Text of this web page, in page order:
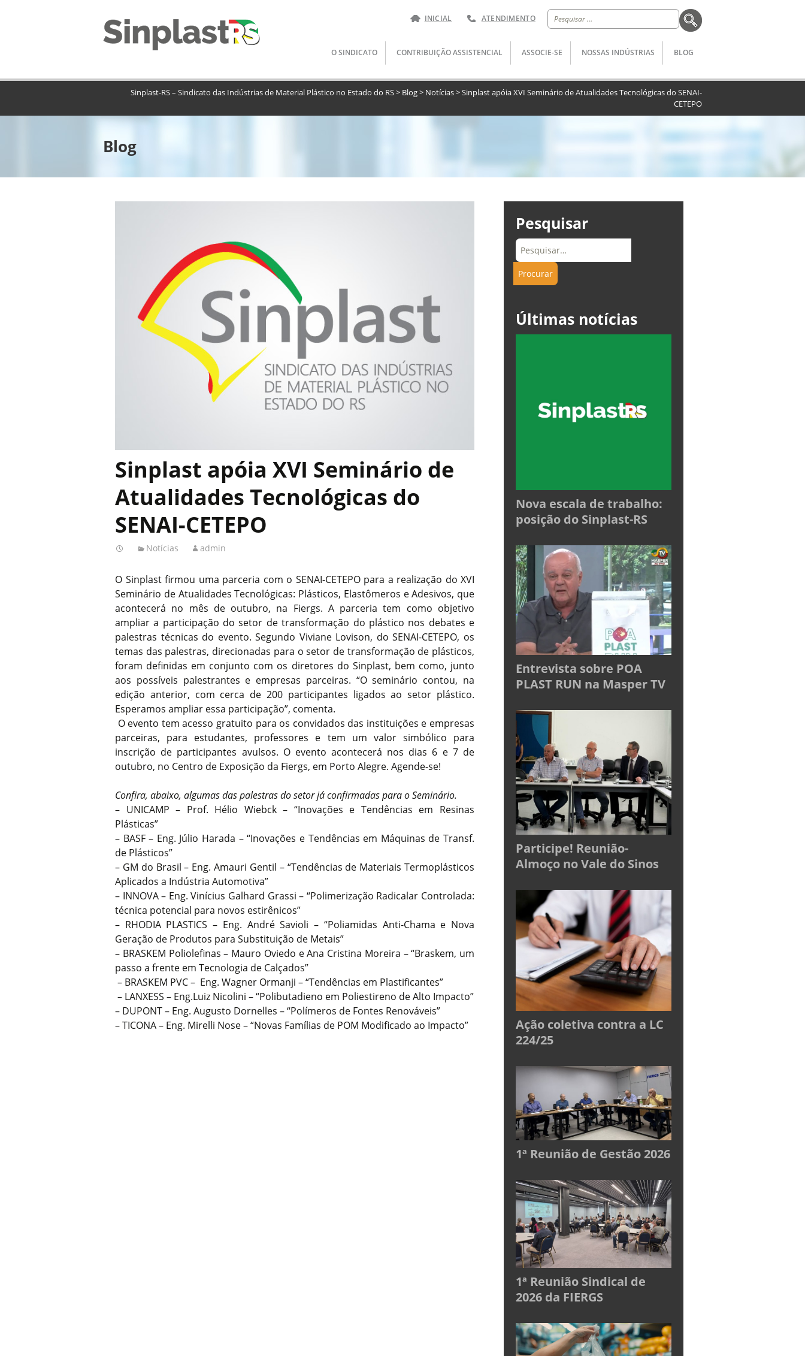
Pesquisar
por:
INICIAL ATENDIMENTO
Pular
o
conteúdo
O SINDICATO CONTRIBUIÇÃO ASSISTENCIAL ASSOCIE-SE NOSSAS INDÚSTRIAS BLOG
Sinplast-RS – Sindicato das Indústrias de Material Plástico no Estado do RS> Blog> Notícias>Sinplast apóia XVI Seminário de Atualidades Tecnológicas do SENAI-
CETEPO
Blog
Sinplast apóia XVI Seminário de
Atualidades Tecnológicas do
SENAI-CETEPO
Notícias admin
O Sinplast firmou uma parceria com o SENAI-CETEPO para a realização do XVI
Seminário de Atualidades Tecnológicas: Plásticos, Elastômeros e Adesivos, que
acontecerá no mês de outubro, na Fiergs. A parceria tem como objetivo
ampliar a participação do setor de transformação do plástico nos debates e
palestras técnicas do evento. Segundo Viviane Lovison, do SENAI-CETEPO, os
temas das palestras, direcionadas para o setor de transformação de plásticos,
foram definidas em conjunto com os diretores do Sinplast, bem como, junto
aos possíveis palestrantes e empresas parceiras. “O seminário contou, na
edição anterior, com cerca de 200 participantes ligados ao setor plástico.
Esperamos ampliar essa participação”, comenta.
O evento tem acesso gratuito para os convidados das instituições e empresas
parceiras, para estudantes, professores e tem um valor simbólico para
inscrição de participantes avulsos. O evento acontecerá nos dias 6 e 7 de
outubro, no Centro de Exposição da Fiergs, em Porto Alegre. Agende-se!
Confira, abaixo, algumas das palestras do setor já confirmadas para o Seminário.
– UNICAMP – Prof. Hélio Wiebck – “Inovações e Tendências em Resinas
Plásticas”
– BASF – Eng. Júlio Harada – “Inovações e Tendências em Máquinas de Transf.
de Plásticos”
– GM do Brasil – Eng. Amauri Gentil – “Tendências de Materiais Termoplásticos
Aplicados a Indústria Automotiva”
– INNOVA – Eng. Vinícius Galhard Grassi – “Polimerização Radicalar Controlada:
técnica potencial para novos estirênicos”
– RHODIA PLASTICS – Eng. André Savioli – “Poliamidas Anti-Chama e Nova
Geração de Produtos para Substituição de Metais”
– BRASKEM Poliolefinas – Mauro Oviedo e Ana Cristina Moreira – “Braskem, um
passo a frente em Tecnologia de Calçados”
– BRASKEM PVC – Eng. Wagner Ormanji – “Tendências em Plastificantes”
– LANXESS – Eng.Luiz Nicolini – “Polibutadieno em Poliestireno de Alto Impacto”
– DUPONT – Eng. Augusto Dornelles – “Polímeros de Fontes Renováveis”
– TICONA – Eng. Mirelli Nose – “Novas Famílias de POM Modificado ao Impacto”
Pesquisar
Últimas notícias
Nova escala de trabalho:
posição do Sinplast-RS
Entrevista sobre POA
PLAST RUN na Masper TV
Participe! Reunião-
Almoço no Vale do Sinos
Ação coletiva contra a LC
224/25
1ª Reunião de Gestão 2026
1ª Reunião Sindical de
2026 da FIERGS